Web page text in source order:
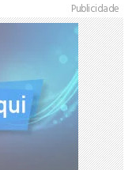
Publicidade